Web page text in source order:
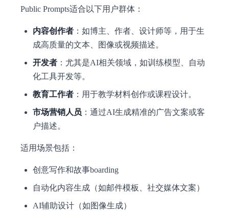
Public Prompts适合以下用户群体：
内容创作者 ：如博主、作者、设计师等，用于生
成高质量的文本、图像或视频描述。
开发者 ：尤其是AI相关领域，如训练模型、自动
化工具开发等。
教育工作者 ：用于教学材料创作或课程设计。
市场营销人员 ：通过AI生成精准的广告文案或客
户描述。
适用场景包括：
创意写作和故事boarding
自动化内容生成（如邮件模板、社交媒体文案）
AI辅助设计（如图像生成）